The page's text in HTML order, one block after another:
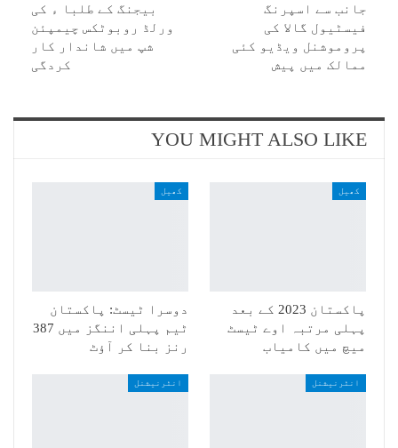
جانب سے اسپرنگ
فیسٹیول گالا کی
پروموشنل ویڈیو کئی
ممالک میں پیش
بیجنگ کے طلبا ء کی
ورلڈ روبوٹکس چیمپئن
شپ میں شاندار کار
کردگی
YOU MIGHT ALSO LIKE
کھیل
پاکستان 2023 کے بعد
پہلی مرتبہ اوے ٹیسٹ
میچ میں کامیاب
کھیل
دوسرا ٹیسٹ: پاکستان
ٹیم پہلی اننگز میں 387
رنز بنا کر آؤٹ
انٹرنیشنل انٹرنیشنل